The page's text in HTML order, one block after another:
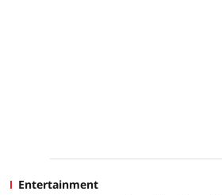
Entertainment